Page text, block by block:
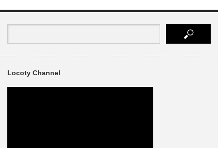
Locoty Channel